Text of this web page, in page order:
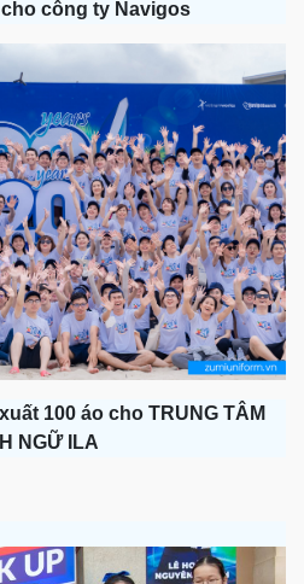
công ty Navigos
100 áo cho TRUNG TÂM
NGỮ ILA